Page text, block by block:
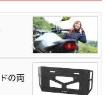
の両